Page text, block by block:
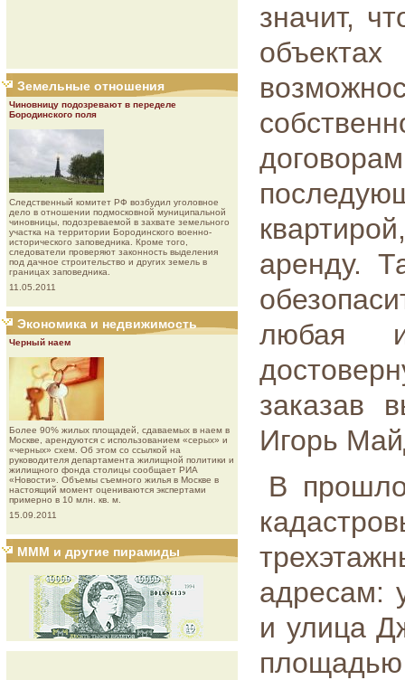
Земельные отношения
Чиновницу подозревают в переделе
Бородинского поля
Следственный комитет РФ возбудил уголовное
дело в отношении подмосковной муниципальной
чиновницы, подозреваемой в захвате земельного
участка на территории Бородинского военно-
исторического заповедника. Кроме того,
следователи проверяют законность выделения
под дачное строительство и других земель в
границах заповедника.
11.05.2011
Экономика и недвижимость
Черный наем
Более 90% жилых площадей, сдаваемых в наем в
Москве, арендуются с использованием «серых» и
«черных» схем. Об этом со ссылкой на
руководителя департамента жилищной политики и
жилищного фонда столицы сообщает РИА
«Новости». Объемы съемного жилья в Москве в
настоящий момент оцениваются экспертами
примерно в 10 млн. кв. м.
15.09.2011
МММ и другие пирамиды
значит,
аренду.
любая
заказав
Игорь
В
адресам:
и улица